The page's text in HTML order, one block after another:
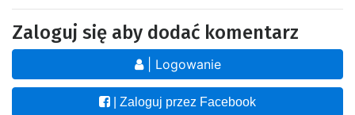
Zaloguj się aby dodać komentarz
| Logowanie
| Zaloguj przez Facebook